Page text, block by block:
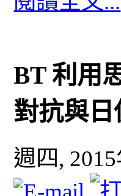
BT 利用
對抗與
週四,